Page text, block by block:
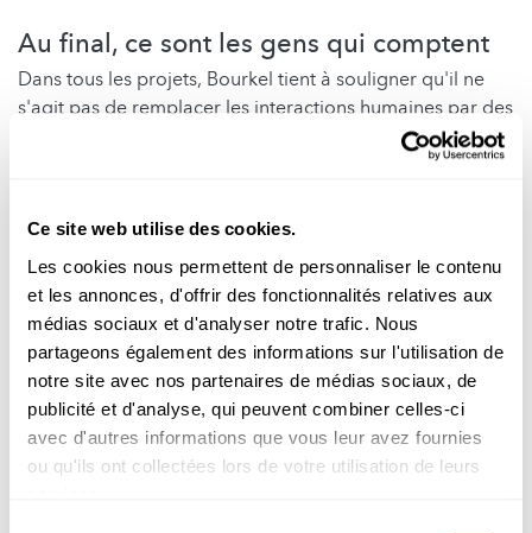
Ce site web utilise des cookies.
Les cookies nous permettent de personnaliser le contenu
et les annonces, d'offrir des fonctionnalités relatives aux
médias sociaux et d'analyser notre trafic. Nous
partageons également des informations sur l'utilisation de
notre site avec nos partenaires de médias sociaux, de
publicité et d'analyse, qui peuvent combiner celles-ci
avec d'autres informations que vous leur avez fournies
ou qu'ils ont collectées lors de votre utilisation de leurs
Au final, ce sont les gens qui comptent
Dans tous les projets, Bourkel tient à souligner qu'il ne
s'agit pas de remplacer les interactions humaines par des
appareils tels que les smartphones, tablettes ou autres.
plutôt être un soutien. Il s'agit par exemple de faciliter les
chacun d'entretenir ses contacts. Enfin, il est également
important d'attirer les gens vers le métier de soignant".
Text: Tim Haarmann
Infobox